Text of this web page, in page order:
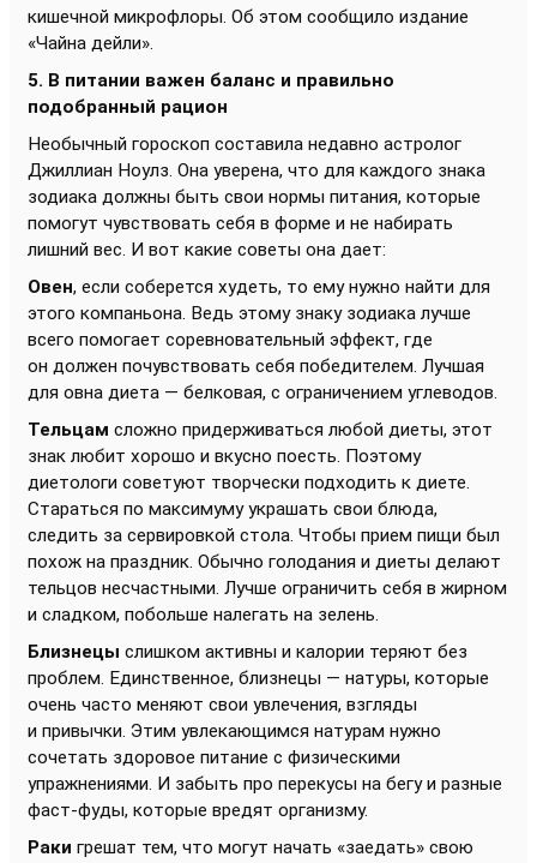
кишечной микрофлоры. Об этом сообщило издание
«Чайна дейли».
5. В питании важен баланс и правильно
подобранный рацион
Необычный гороскоп составила недавно астролог
Джиллиан Ноулз. Она уверена, что для каждого знака
зодиака должны быть свои нормы питания, которые
помогут чувствовать себя в форме и не набирать
лишний вес. И вот какие советы она дает:
Овен, если соберется худеть, то ему нужно найти для
этого компаньона. Ведь этому знаку зодиака лучше
всего помогает соревновательный эффект, где
он должен почувствовать себя победителем. Лучшая
для овна диета — белковая, с ограничением углеводов.
Тельцам сложно придерживаться любой диеты, этот
знак любит хорошо и вкусно поесть. Поэтому
диетологи советуют творчески подходить к диете.
Стараться по максимуму украшать свои блюда,
следить за сервировкой стола. Чтобы прием пищи был
похож на праздник. Обычно голодания и диеты делают
тельцов несчастными. Лучше ограничить себя в жирном
и сладком, побольше налегать на зелень.
Близнецы слишком активны и калории теряют без
проблем. Единственное, близнецы — натуры, которые
очень часто меняют свои увлечения, взгляды
и привычки. Этим увлекающимся натурам нужно
сочетать здоровое питание с физическими
упражнениями. И забыть про перекусы на бегу и разные
фаст-фуды, которые вредят организму.
Раки грешат тем, что могут начать «заедать» свою